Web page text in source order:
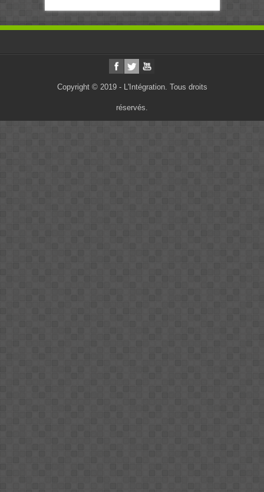
Copyright © 2019 - L'Intégration. Tous droits
réservés.